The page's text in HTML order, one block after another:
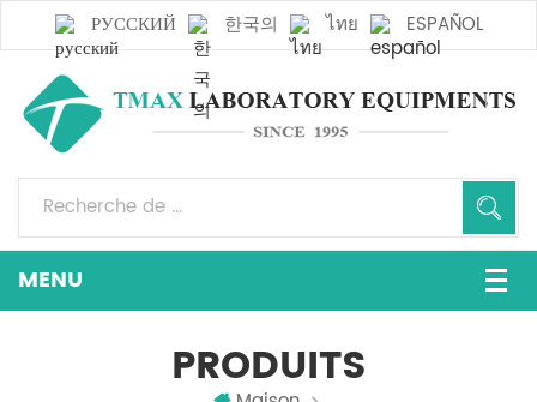
РУССКИЙ 한국의 ไทย ESPAÑOL
PRODUITS